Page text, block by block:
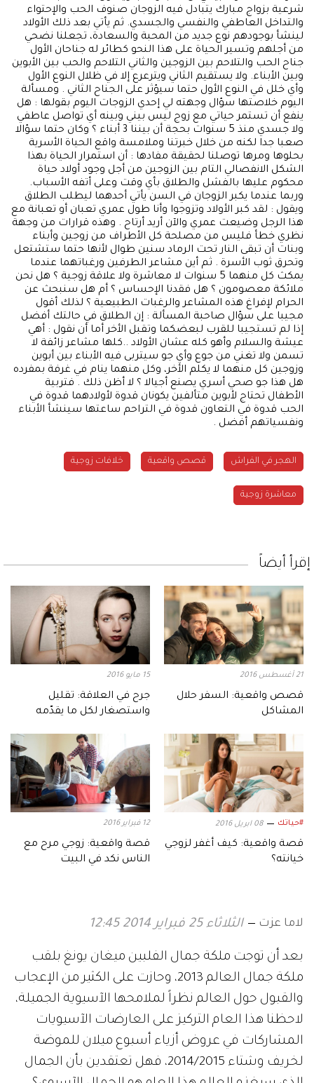
شرعية بزواج مبارك يتبادل فيه الزوجان صنوف الحب والإحتواء
والتداخل العاطفي والنفسي والجسدي. ثم يأتي بعد ذلك الأولاد
لينشأ بوجودهم نوع جديد من المحبة والسعادة، تجعلنا نضحي
من أجلهم وتسير الحياة على هذا النحو كطائر له جناحان الأول
جناح الحب والتلاحم بين الزوجين والثاني التلاحم والحب بين الأبوين
وبين الأبناء. ولا يستقيم الثاني ويترعرع إلا في ظلال النوع الأول
وأي خلل في النوع الأول حتما سيؤثر على الجناح الثاني . ومسألة
اليوم خلاصتها سؤال وجهته لي إحدي الزوجات اليوم بقولها : هل
ينفع أن تستمر حياتي مع زوج ليس بيني وبينه أي تواصل عاطفي
ولا جسدي منذ 5 سنوات بحجة أن بيننا 3 أبناء ؟ وكان حتما سؤالا
صعبا جدا لكنه من خلال خبرتنا وملامسة واقع الحياة الأسرية
بحلوها ومرها توصلنا لحقيقة مفادها : أن استمرار الحياة بهذا
الشكل الانفصالي التام بين الزوجين من أجل وجود أولاد حياة
محكوم عليها بالفشل والطلاق بأي وقت وعلى أتفه الأسباب.
وربما عندما يكبر الزوجان في السن يأتي أحدهما ليطلب الطلاق
ويقول : لقد كبر الأولاد وتزوجوا وأنا طول عمري تعبان أو تعبانة مع
هذا الرجل وضيعت عمري والآن أريد أرتاح . وهذه قرارات من وجهة
نظري خطأ فليس من مصلحة كل الأطراف من زوجين وأبناء
وبنات أن تبقى النار تحت الرماد سنين طوال لأنها حتما ستشتعل
وتحرق ثوب الأسرة . ثم أين مشاعر الطرفين ورغباتهما عندما
يمكث كل منهما 5 سنوات لا معاشرة ولا علاقة زوجية ؟ هل نحن
ملائكة معصومون ؟ هل فقدنا الإحساس ؟ أم هل سنبحث عن
الحرام لإفراغ هذه المشاعر والرغبات الطبيعية ؟ لذلك أقول
مجيبا على سؤال صاحبة المسألة : إن الطلاق في حالتك أفضل
إذا لم تستجيبا للقرب لبعضكما وتقبل الأخر أما أن نقول : أهي
عيشة والسلام وأهو كله عشان الأولاد ..كلها مشاعر زائفة لا
تسمن ولا تغني من جوع وأي جو سيتربى فيه الأبناء بين أبوين
وزوجين كل منهما لا يكلم الأخر، وكل منهما ينام في غرفة بمفرده
هل هذا جو صحي أسري يصنع أجيالا ؟ لا أظن ذلك . فتربية
الأطفال تحتاج لأبوين متألفين يكونان قدوة لأولادهما قدوة في
الحب قدوة في التعاون قدوة في التراحم ساعتها سينشأ الأبناء
ونفسياتهم أفضل .
الهجر في الفراش قصص واقعية خلافات زوجية
معاشرة زوجية
إقرأ أيضاً
21 أغسطس 2016
قصص واقعية: السفر حلال
المشاكل
15 مايو 2016
جرح في العلاقة: تقليل
واستصغار لكل ما يقدّمه
#حياتك 08 ابريل 2016
قصة واقعية: كيف أغفر لزوجي
خيانته؟
12 فبراير 2016
قصة واقعية: زوجي مرح مع
الناس نكد في البيت
لاما عزت الثلاثاء 25 فبراير 2014 12:45
بعد أن توجت ملكة جمال الفلبين ميغان يونغ بلقب
ملكة جمال العالم 2013، وحازت على الكثير من الإعجاب
والقبول حول العالم نظراً لملامحها الآسيوية الجميلة،
لاحظنا هذا العام التركيز على العارضات الآسيويات
المشاركات في عروض أزياء أسبوع ميلان للموضة
لخريف وشتاء 2014/2015، فهل تعتقدين بأن الجمال